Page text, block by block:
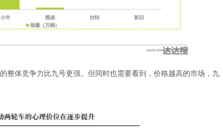
整体竞争力比九号更强。但同时也需要看到，价格越高的市场，九